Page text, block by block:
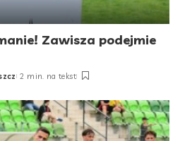
Zawisza podejmie
2 min. na tekst